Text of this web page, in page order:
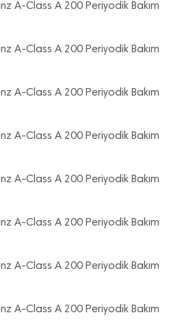
A-Class A 200 Periyodik Bakım
A-Class A 200 Periyodik Bakım
A-Class A 200 Periyodik Bakım
A-Class A 200 Periyodik Bakım
A-Class A 200 Periyodik Bakım
A-Class A 200 Periyodik Bakım
A-Class A 200 Periyodik Bakım
A-Class A 200 Periyodik Bakım